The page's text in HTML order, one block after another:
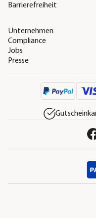
Barrierefreiheit
Unternehmen
Compliance
Jobs
Presse